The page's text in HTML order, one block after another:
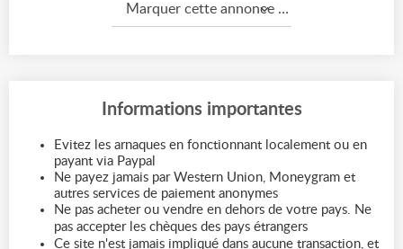
Marquer cette annonce comme...
Informations importantes
Evitez les arnaques en fonctionnant localement ou en
payant via Paypal
Ne payez jamais par Western Union, Moneygram et
autres services de paiement anonymes
Ne pas acheter ou vendre en dehors de votre pays. Ne
pas accepter les chèques des pays étrangers
Ce site n'est jamais impliqué dans aucune transaction, et